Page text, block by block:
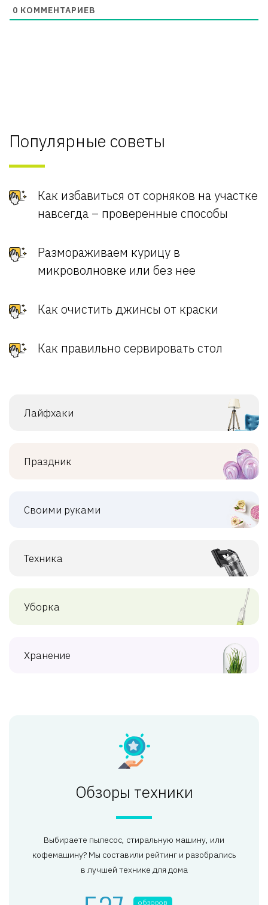
0 КОММЕНТАРИЕВ
Популярные советы
Как избавиться от сорняков на участке
навсегда – проверенные способы
Размораживаем курицу в
микроволновке или без нее
Как очистить джинсы от краски
Как правильно сервировать стол
Лайфхаки
Праздник
Своими руками
Техника
Уборка
Хранение
Обзоры техники
Выбираете пылесос, стиральную машину, или
кофемашину? Мы составили рейтинг и разобрались
в лучшей технике для дома
обзоров